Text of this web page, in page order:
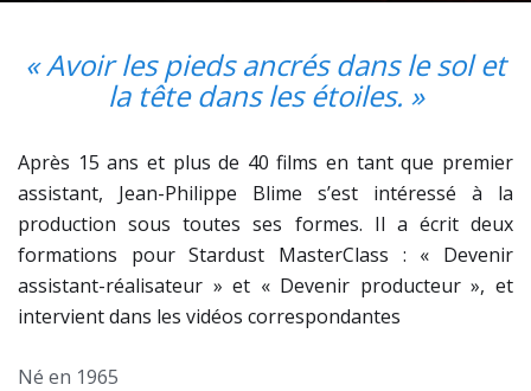
« Avoir les pieds ancrés dans le sol et
la tête dans les étoiles. »
Après 15 ans et plus de 40 films en tant que premier
assistant, Jean-Philippe Blime s’est intéressé à la
production sous toutes ses formes. Il a écrit deux
formations pour Stardust MasterClass : « Devenir
assistant-réalisateur » et « Devenir producteur », et
intervient dans les vidéos correspondantes
Né en 1965